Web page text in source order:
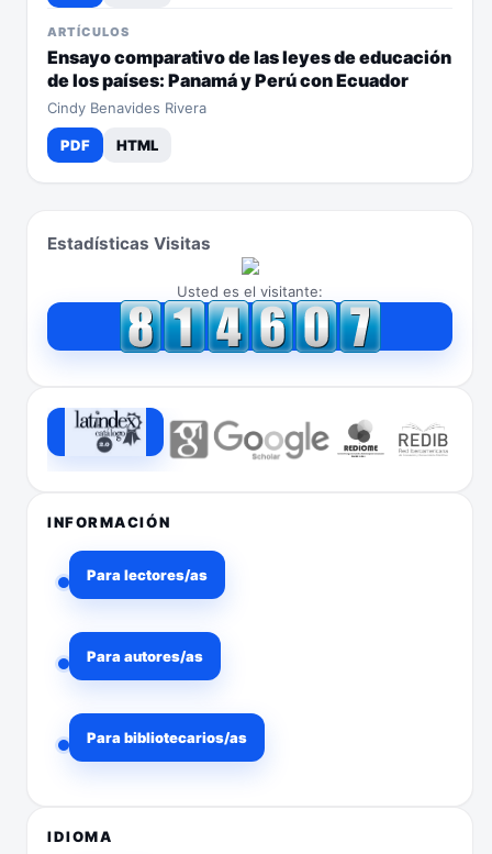
Estadísticas Visitas
Usted es el visitante:
INFORMACIÓN
Para lectores/as
Para autores/as
Para bibliotecarios/as
IDIOMA
ARTÍCULOS
Ensayo comparativo de las leyes de educación
de los países: Panamá y Perú con Ecuador
Cindy Benavides Rivera
PDF HTML